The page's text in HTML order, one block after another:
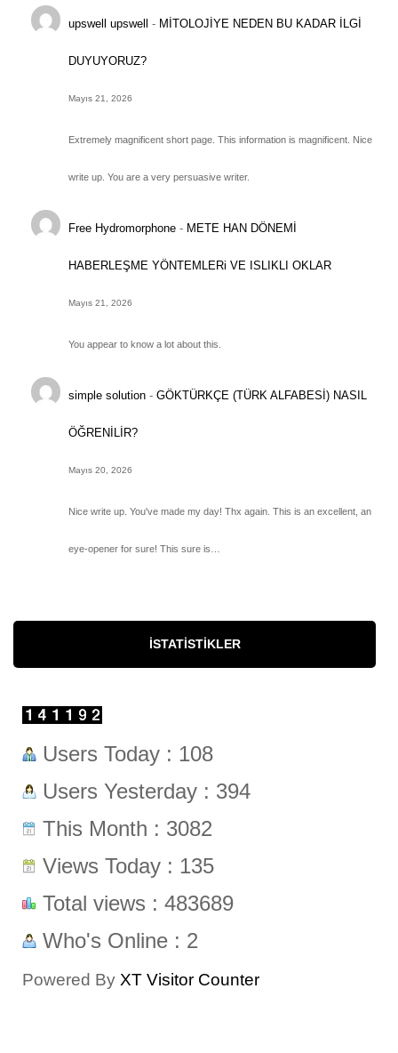
upswell upswell - MİTOLOJİYE NEDEN BU KADAR İLGİ
DUYUYORUZ?
Mayıs 21, 2026
Extremely magnificent short page. This information is magnificent. Nice
write up. You are a very persuasive writer.
Free Hydromorphone - METE HAN DÖNEMİ
HABERLEŞME YÖNTEMLERi VE ISLIKLI OKLAR
Mayıs 21, 2026
You appear to know a lot about this.
simple solution -GÖKTÜRKÇE (TÜRK ALFABESİ) NASIL
ÖĞRENİLİR?
Mayıs 20, 2026
Nice write up. You've made my day! Thx again. This is an excellent, an
eye-opener for sure! This sure is…
İSTATISTIKLER
Users Today : 108
Users Yesterday : 394
This Month : 3082
Views Today : 135
Total views : 483689
Who's Online : 2
Powered By XT Visitor Counter